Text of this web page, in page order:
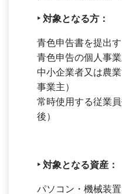
‣ 対象となる方：
青色申告書を提出
青色申告の個人事
中小企業者又は農
事業主）
常時使用する従業
後）
‣ 対象となる資産：
パソコン・機械装